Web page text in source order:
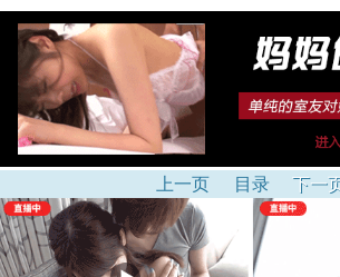
上一页 目录 下一